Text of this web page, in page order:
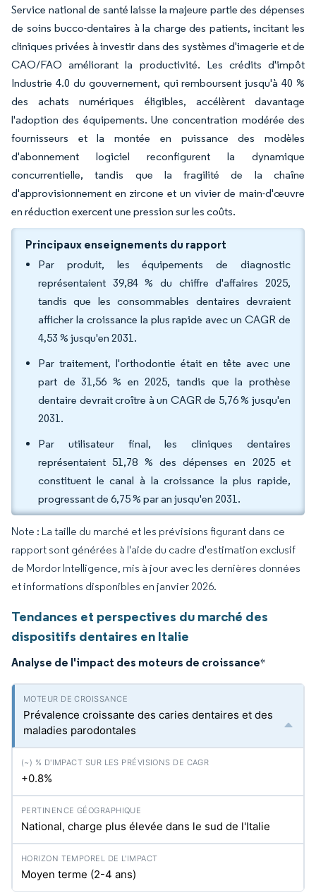
Service national de santé laisse la majeure partie des dépenses
de soins bucco-dentaires à la charge des patients, incitant les
cliniques privées à investir dans des systèmes d'imagerie et de
CAO/FAO améliorant la productivité. Les crédits d'impôt
Industrie 4.0 du gouvernement, qui remboursent jusqu'à 40 %
des achats numériques éligibles, accélèrent davantage
l'adoption des équipements. Une concentration modérée des
fournisseurs et la montée en puissance des modèles
d'abonnement logiciel reconfigurent la dynamique
concurrentielle, tandis que la fragilité de la chaîne
d'approvisionnement en zircone et un vivier de main-d'œuvre
en réduction exercent une pression sur les coûts.
Principaux enseignements du rapport
Par produit, les équipements de diagnostic
représentaient 39,84 % du chiffre d'affaires 2025,
tandis que les consommables dentaires devraient
afficher la croissance la plus rapide avec un CAGR de
4,53 % jusqu'en 2031.
Par traitement, l'orthodontie était en tête avec une
part de 31,56 % en 2025, tandis que la prothèse
dentaire devrait croître à un CAGR de 5,76 % jusqu'en
2031.
Par utilisateur final, les cliniques dentaires
représentaient 51,78 % des dépenses en 2025 et
constituent le canal à la croissance la plus rapide,
progressant de 6,75 % par an jusqu'en 2031.
Note : La taille du marché et les prévisions figurant dans ce
rapport sont générées à l'aide du cadre d'estimation exclusif
de Mordor Intelligence, mis à jour avec les dernières données
et informations disponibles en janvier 2026.
Tendances et perspectives du marché des
dispositifs dentaires en Italie
Analyse de l'impact des moteurs de croissance*
Prévalence croissante des caries dentaires et des
maladies parodontales
+0.8%
National, charge plus élevée dans le sud de l'Italie
Moyen terme (2-4 ans)